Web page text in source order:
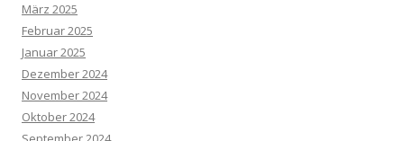
März 2025
Februar 2025
Januar 2025
Dezember 2024
November 2024
Oktober 2024